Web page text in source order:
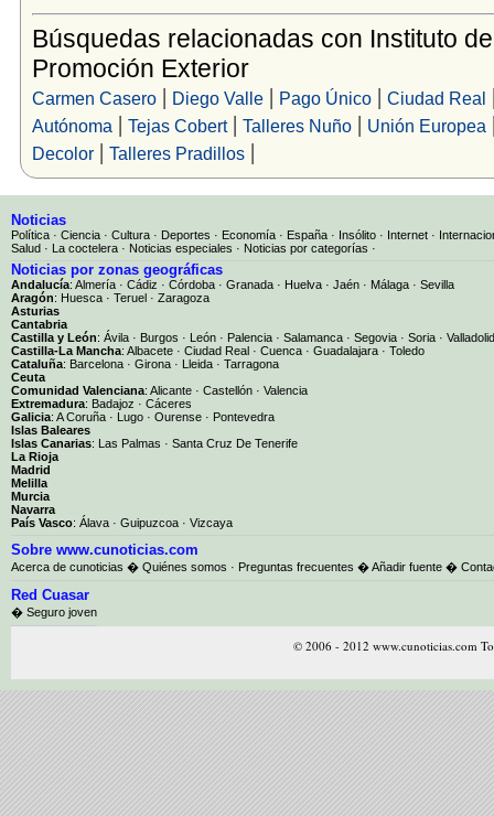
Búsquedas relacionadas con Instituto de
Promoción Exterior
Carmen Casero| Diego Valle| Pago Único| Ciudad Real
Autónoma | Tejas Cobert| Talleres Nuño| Unión Europea
Decolor| Talleres Pradillos|
Noticias
Política · Ciencia · Cultura · Deportes · Economía · España · Insólito · Internet ·
Salud · La coctelera · Noticias especiales · Noticias por categorías ·
Noticias por zonas geográficas
Andalucía: Almería · Cádiz · Córdoba · Granada · Huelva · Jaén · Málaga · Sevilla
Aragón: Huesca · Teruel · Zaragoza
Asturias
Cantabria
Castilla y León: Ávila · Burgos · León · Palencia · Salamanca · Segovia · Soria · Valladolid
Castilla-La Mancha: Albacete · Ciudad Real · Cuenca · Guadalajara · Toledo
Cataluña: Barcelona · Girona · Lleida · Tarragona
Ceuta
Comunidad Valenciana: Alicante · Castellón · Valencia
Extremadura: Badajoz · Cáceres
Galicia: A Coruña · Lugo · Ourense · Pontevedra
Islas Baleares
Islas Canarias: Las Palmas · Santa Cruz De Tenerife
La Rioja
Madrid
Melilla
Murcia
Navarra
País Vasco: Álava · Guipuzcoa · Vizcaya
Sobre www.cunoticias.com
Acerca de cunoticias � Quiénes somos · Preguntas frecuentes �Añadir fuente �
Red Cuasar
� Seguro joven
© 2006 - 2012 www.cunoticias.com